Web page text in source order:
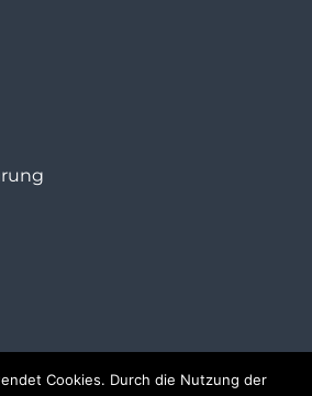
Cookies. Durch die Nutzung der